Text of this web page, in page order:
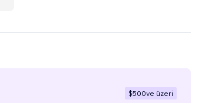
$500ve üzeri